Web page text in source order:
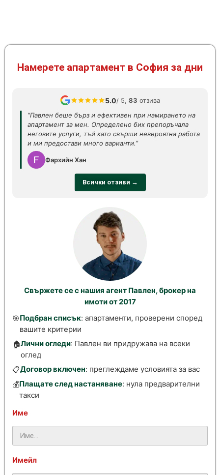
Намерете апартамент в София за дни
5.0/ 5, 83 отзива
“Павлен беше бърз и ефективен при намирането на
апартамент за мен. Определено бих препоръчала
неговите услуги, тъй като свърши невероятна работа
и ми предостави много варианти.”
Фархийн Хан
Всички отзиви →
Свържете се с нашия агент Павлен, брокер на
имоти от 2017
🎯Подбран списък: апартаменти, проверени според
вашите критерии
🏠Лични огледи: Павлен ви придружава на всеки
оглед
📋Договор включен: преглеждаме условията за вас
💰Плащате след настаняване: нула предварителни
такси
Име
Имейл